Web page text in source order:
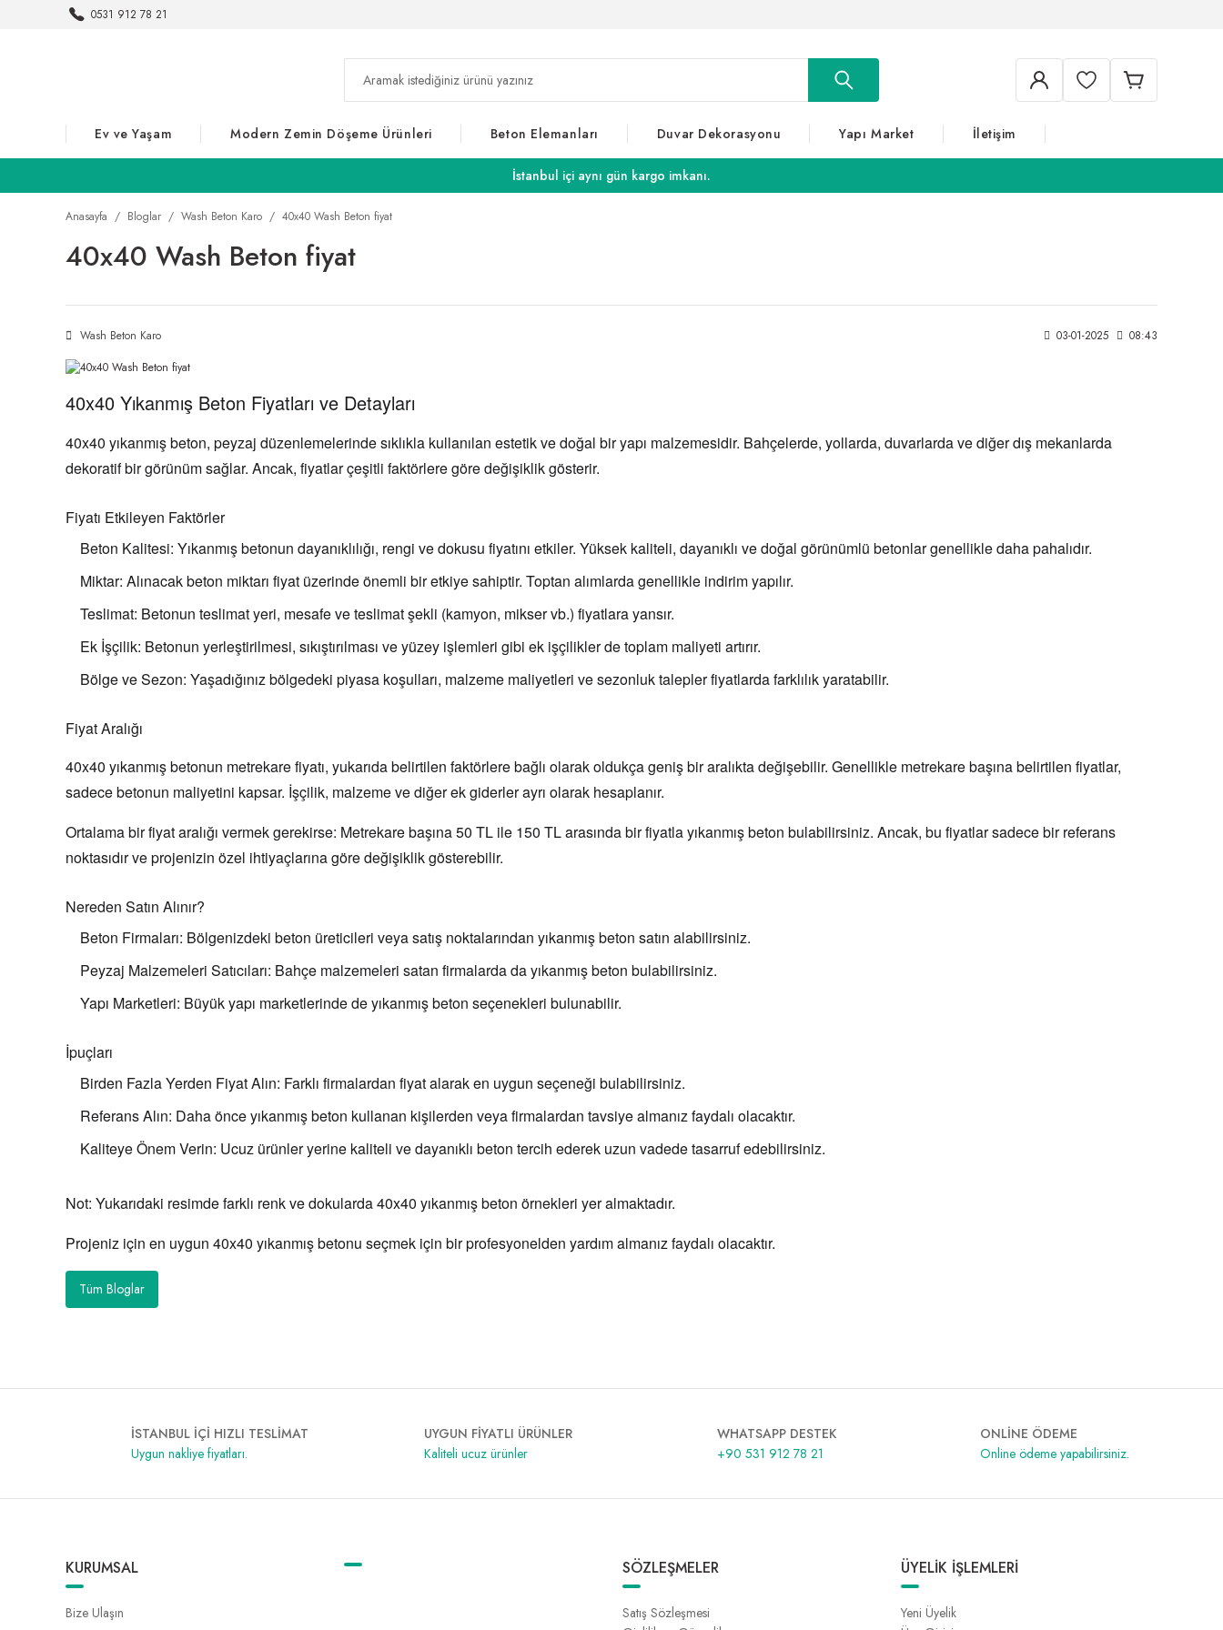
0531 912 78 21
Ev ve Yaşam Modern Zemin Döşeme Ürünleri Beton Elemanları Duvar Dekorasyonu Yapı Market İletişim
İstanbul içi aynı gün kargo imkanı.
Anasayfa Bloglar Wash Beton Karo 40x40 Wash Beton fiyat
40x40 Wash Beton fiyat
Wash Beton Karo 03-01-2025 08:43
40x40 Yıkanmış Beton Fiyatları ve Detayları
40x40 yıkanmış beton, peyzaj düzenlemelerinde sıklıkla kullanılan estetik ve doğal bir yapı malzemesidir. Bahçelerde, yollarda, duvarlarda ve diğer dış mekanlarda
dekoratif bir görünüm sağlar. Ancak, fiyatlar çeşitli faktörlere göre değişiklik gösterir.
Fiyatı Etkileyen Faktörler
Beton Kalitesi: Yıkanmış betonun dayanıklılığı, rengi ve dokusu fiyatını etkiler. Yüksek kaliteli, dayanıklı ve doğal görünümlü betonlar genellikle daha pahalıdır.
Miktar: Alınacak beton miktarı fiyat üzerinde önemli bir etkiye sahiptir. Toptan alımlarda genellikle indirim yapılır.
Teslimat: Betonun teslimat yeri, mesafe ve teslimat şekli (kamyon, mikser vb.) fiyatlara yansır.
Ek İşçilik: Betonun yerleştirilmesi, sıkıştırılması ve yüzey işlemleri gibi ek işçilikler de toplam maliyeti artırır.
Bölge ve Sezon: Yaşadığınız bölgedeki piyasa koşulları, malzeme maliyetleri ve sezonluk talepler fiyatlarda farklılık yaratabilir.
Fiyat Aralığı
40x40 yıkanmış betonun metrekare fiyatı, yukarıda belirtilen faktörlere bağlı olarak oldukça geniş bir aralıkta değişebilir. Genellikle metrekare başına belirtilen fiyatlar,
sadece betonun maliyetini kapsar. İşçilik, malzeme ve diğer ek giderler ayrı olarak hesaplanır.
Ortalama bir fiyat aralığı vermek gerekirse: Metrekare başına 50 TL ile 150 TL arasında bir fiyatla yıkanmış beton bulabilirsiniz. Ancak, bu fiyatlar sadece bir referans
noktasıdır ve projenizin özel ihtiyaçlarına göre değişiklik gösterebilir.
Nereden Satın Alınır?
Beton Firmaları: Bölgenizdeki beton üreticileri veya satış noktalarından yıkanmış beton satın alabilirsiniz.
Peyzaj Malzemeleri Satıcıları: Bahçe malzemeleri satan firmalarda da yıkanmış beton bulabilirsiniz.
Yapı Marketleri: Büyük yapı marketlerinde de yıkanmış beton seçenekleri bulunabilir.
İpuçları
Birden Fazla Yerden Fiyat Alın: Farklı firmalardan fiyat alarak en uygun seçeneği bulabilirsiniz.
Referans Alın: Daha önce yıkanmış beton kullanan kişilerden veya firmalardan tavsiye almanız faydalı olacaktır.
Kaliteye Önem Verin: Ucuz ürünler yerine kaliteli ve dayanıklı beton tercih ederek uzun vadede tasarruf edebilirsiniz.
Not: Yukarıdaki resimde farklı renk ve dokularda 40x40 yıkanmış beton örnekleri yer almaktadır.
Projeniz için en uygun 40x40 yıkanmış betonu seçmek için bir profesyonelden yardım almanız faydalı olacaktır.
Tüm Bloglar
İSTANBUL İÇİ HIZLI TESLİMAT
Uygun nakliye fiyatları.
UYGUN FİYATLI ÜRÜNLER
Kaliteli ucuz ürünler
WHATSAPP DESTEK
+90 531 912 78 21
ONLİNE ÖDEME
Online ödeme yapabilirsiniz.
KURUMSAL
Bize Ulaşın
SÖZLEŞMELER
Satış Sözleşmesi
ÜYELİK İŞLEMLERİ
Yeni Üyelik